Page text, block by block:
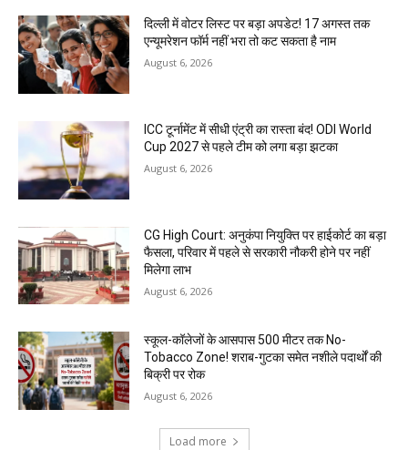
दिल्ली में वोटर लिस्ट पर बड़ा अपडेट! 17 अगस्त तक
एन्यूमरेशन फॉर्म नहीं भरा तो कट सकता है नाम
August 6, 2026
ICC टूर्नामेंट में सीधी एंट्री का रास्ता बंद! ODI World
Cup 2027 से पहले टीम को लगा बड़ा झटका
August 6, 2026
CG High Court: अनुकंपा नियुक्ति पर हाईकोर्ट का बड़ा
फैसला, परिवार में पहले से सरकारी नौकरी होने पर नहीं
मिलेगा लाभ
August 6, 2026
स्कूल-कॉलेजों के आसपास 500 मीटर तक No-
Tobacco Zone! शराब-गुटका समेत नशीले पदार्थों की
बिक्री पर रोक
August 6, 2026
Load more